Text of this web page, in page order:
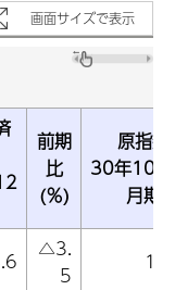
画面サイズで表示
前期
比
(％)
原指数
30年10
月期
△3.
5